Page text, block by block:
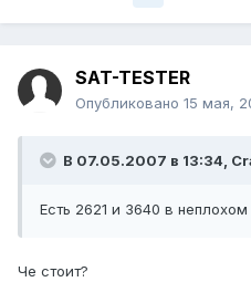
SAT-TESTER
Опубликовано 15 мая,
В 07.05.2007 в 13:34,
Есть 2621 и 3640 в неплохом
Че стоит?